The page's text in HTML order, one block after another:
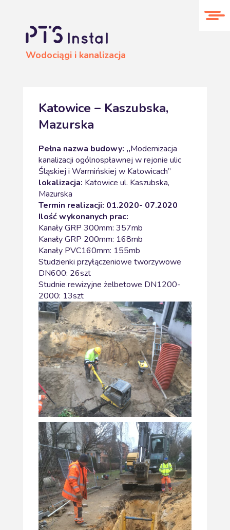
Wodociągi i kanalizacja
Kontakt
Katowice – Kaszubska,
Mazurska
Pełna nazwa budowy: ,,Modernizacja
kanalizacji ogólnospławnej w rejonie ulic
Śląskiej i Warmińskiej w Katowicach”
lokalizacja: Katowice ul. Kaszubska,
Mazurska
Termin realizacji: 01.2020- 07.2020
Ilość wykonanych prac:
Kanały GRP 300mm: 357mb
Kanały GRP 200mm: 168mb
Kanały PVC160mm: 155mb
Studzienki przyłączeniowe tworzywowe
DN600: 26szt
Studnie rewizyjne żelbetowe DN1200-
2000: 13szt